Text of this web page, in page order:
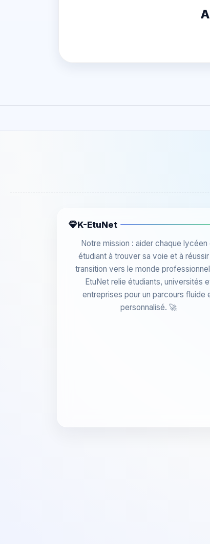
K-EtuNet
Notre mission : aider chaque lycéen
étudiant à trouver sa voie et à réussir
transition vers le monde
EtuNet relie étudiants, universités
entreprises pour un parcours fluide
personnalisé. 🚀